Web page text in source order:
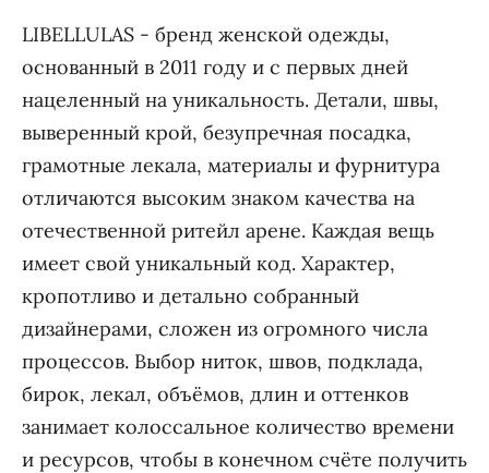
LIBELLULAS - бренд женской одежды,
основанный в 2011 году и с первых дней
нацеленный на уникальность. Детали, швы,
выверенный крой, безупречная посадка,
грамотные лекала, материалы и фурнитура
отличаются высоким знаком качества на
отечественной ритейл арене. Каждая вещь
имеет свой уникальный код. Характер,
кропотливо и детально собранный
дизайнерами, сложен из огромного числа
процессов. Выбор ниток, швов, подклада,
бирок, лекал, объёмов, длин и оттенков
занимает колоссальное количество времени
и ресурсов, чтобы в конечном счёте получить